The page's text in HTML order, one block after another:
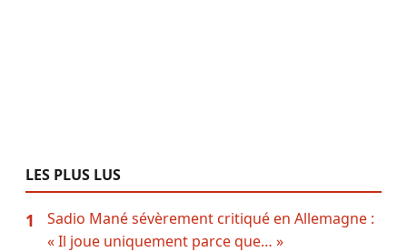
LES PLUS LUS
1
Sadio Mané sévèrement critiqué en Allemagne :
« Il joue uniquement parce que… »